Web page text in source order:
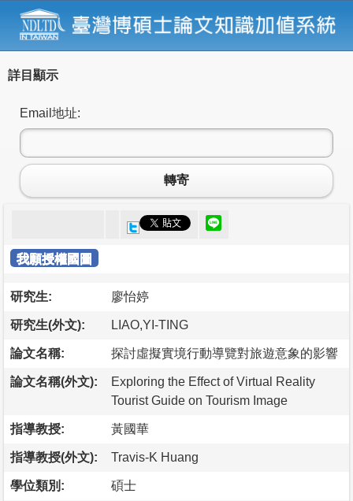
詳目顯示
Email地址:
轉寄
我願授權國圖
研究生: 廖怡婷
研究生(外文): LIAO,YI-TING
論文名稱: 探討虛擬實境行動導覽對旅遊意象的影響
論文名稱(外文):
Exploring the Effect of Virtual Reality
Tourist Guide on Tourism Image
指導教授: 黃國華
指導教授(外文): Travis-K Huang
學位類別: 碩士